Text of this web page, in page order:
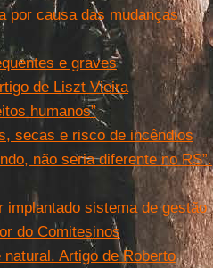
por causa das mudanças
e graves
de Liszt Vieira
humanos”
secas e risco de incêndios
não seria diferente no RS”.
implantado sistema de gestão
do Comitesinos
Artigo de Roberto